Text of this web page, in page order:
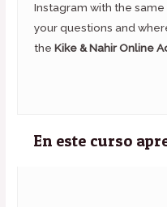
Instagram with the same
your questions and
theKike & Nahir Online
En este curso